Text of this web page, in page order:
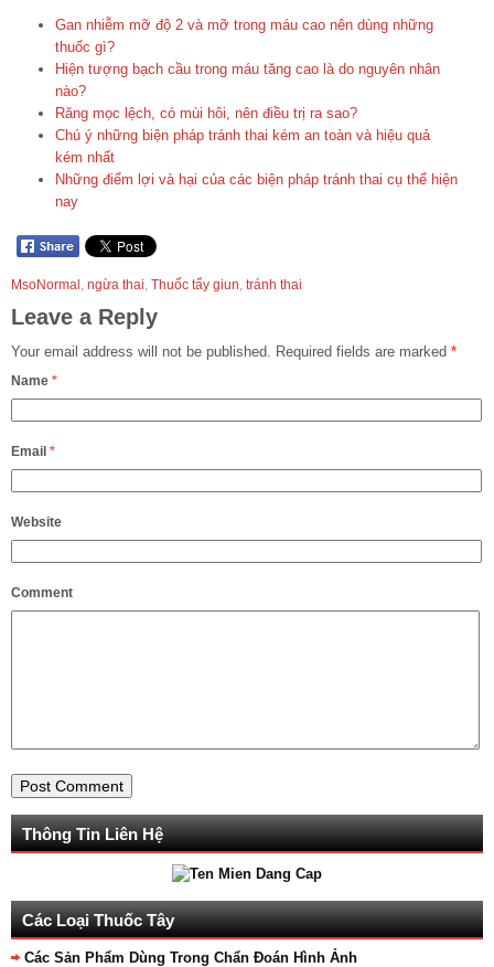
Gan nhiễm mỡ độ 2 và mỡ trong máu cao nên dùng những
thuốc gì?
Hiện tượng bạch cầu trong máu tăng cao là do nguyên nhân
nào?
Răng mọc lệch, có mùi hôi, nên điều trị ra sao?
Chú ý những biện pháp tránh thai kém an toàn và hiệu quả
kém nhất
Những điểm lợi và hại của các biện pháp tránh thai cụ thể hiện
nay
MsoNormal, ngừa thai, Thuốc tẩy giun, tránh thai
Leave a Reply
Your email address will not be published. Required fields are marked *
Name *
Email *
Website
Comment
Thông Tin Liên Hệ
Các Loại Thuốc Tây
Các Sản Phẩm Dùng Trong Chẩn Đoán Hình Ảnh